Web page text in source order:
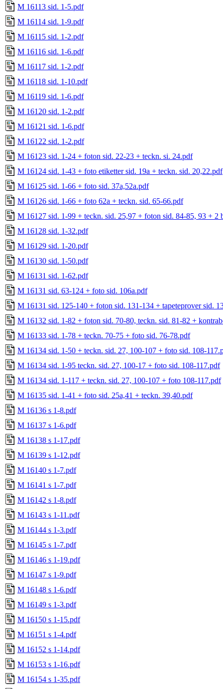
M 16113 sid. 1-5.pdf
M 16114 sid. 1-9.pdf
M 16115 sid. 1-2.pdf
M 16116 sid. 1-6.pdf
M 16117 sid. 1-2.pdf
M 16118 sid. 1-10.pdf
M 16119 sid. 1-6.pdf
M 16120 sid. 1-2.pdf
M 16121 sid. 1-6.pdf
M 16122 sid. 1-2.pdf
M 16123 sid. 1-24 + foton sid. 22-23 + teckn. si. 24.pdf
M 16124 sid. 1-43 + foto etiketter sid. 19a + teckn. sid. 20,22.pdf
M 16125 sid. 1-66 + foto sid. 37a,52a.pdf
M 16126 sid. 1-66 + foto 62a + teckn. sid. 65-66.pdf
M 16127 sid. 1-99 + teckn. sid. 25,97 + foton sid. 84-85, 93 + 2
M 16128 sid. 1-32.pdf
M 16129 sid. 1-20.pdf
M 16130 sid. 1-50.pdf
M 16131 sid. 1-62.pdf
M 16131 sid. 63-124 + foto sid. 106a.pdf
M 16131 sid. 125-140 + foton sid. 131-134 + tapeteprover sid.
M 16132 sid. 1-82 + foton sid. 70-80, teckn. sid. 81-82 +
M 16133 sid. 1-78 + teckn. 70-75 + foto sid. 76-78.pdf
M 16134 sid. 1-50 + teckn. sid. 27, 100-107 + foto sid. 108-
M 16134 sid. 1-95 teckn. sid. 27, 100-17 + foto sid. 108-117.pdf
M 16134 sid. 1-117 + teckn. sid. 27, 100-107 + foto 108-117.pdf
M 16135 sid. 1-41 + foto sid. 25a,41 + teckn. 39,40.pdf
M 16136 s 1-8.pdf
M 16137 s 1-6.pdf
M 16138 s 1-17.pdf
M 16139 s 1-12.pdf
M 16140 s 1-7.pdf
M 16141 s 1-7.pdf
M 16142 s 1-8.pdf
M 16143 s 1-11.pdf
M 16144 s 1-3.pdf
M 16145 s 1-7.pdf
M 16146 s 1-19.pdf
M 16147 s 1-9.pdf
M 16148 s 1-6.pdf
M 16149 s 1-3.pdf
M 16150 s 1-15.pdf
M 16151 s 1-4.pdf
M 16152 s 1-14.pdf
M 16153 s 1-16.pdf
M 16154 s 1-35.pdf